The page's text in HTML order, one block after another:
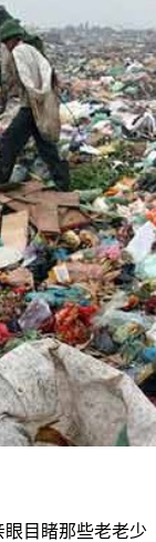
目睹那些老老少